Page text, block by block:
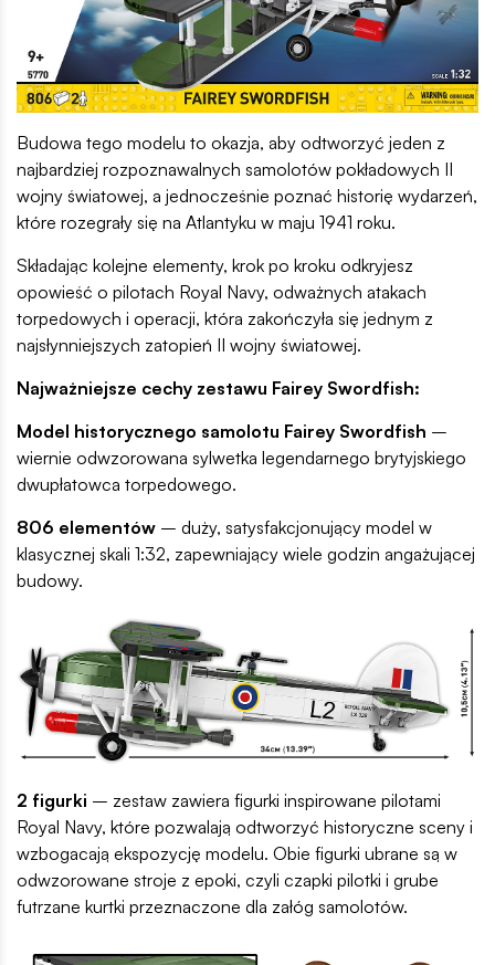
Budowa tego modelu to okazja, aby odtworzyć jeden z
najbardziej rozpoznawalnych samolotów pokładowych II
wojny światowej, a jednocześnie poznać historię wydarzeń,
które rozegrały się na Atlantyku w maju 1941 roku.
Składając kolejne elementy, krok po kroku odkryjesz
opowieść o pilotach Royal Navy, odważnych atakach
torpedowych i operacji, która zakończyła się jednym z
najsłynniejszych zatopień II wojny światowej.
Najważniejsze cechy zestawu Fairey Swordfish:
Model historycznego samolotu Fairey Swordfish –
wiernie odwzorowana sylwetka legendarnego brytyjskiego
dwupłatowca torpedowego.
806 elementów – duży, satysfakcjonujący model w
klasycznej skali 1:32, zapewniający wiele godzin angażującej
budowy.
2 figurki – zestaw zawiera figurki inspirowane pilotami
Royal Navy, które pozwalają odtworzyć historyczne sceny i
wzbogacają ekspozycję modelu. Obie figurki ubrane są w
odwzorowane stroje z epoki, czyli czapki pilotki i grube
futrzane kurtki przeznaczone dla załóg samolotów.